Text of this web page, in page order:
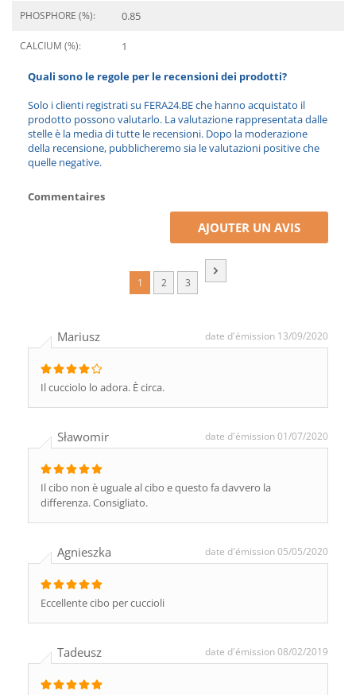
PHOSPHORE (%): 0.85
CALCIUM (%): 1
Quali sono le regole per le recensioni dei prodotti?
Solo i clienti registrati su FERA24.BE che hanno acquistato il
prodotto possono valutarlo. La valutazione rappresentata dalle
stelle è la media di tutte le recensioni. Dopo la moderazione
della recensione, pubblicheremo sia le valutazioni positive che
quelle negative.
Commentaires
AJOUTER UN AVIS
1 2 3
Mariusz date d'émission 13/09/2020
Il cucciolo lo adora. È circa.
Sławomir date d'émission 01/07/2020
Il cibo non è uguale al cibo e questo fa davvero la
differenza. Consigliato.
Agnieszka date d'émission 05/05/2020
Eccellente cibo per cuccioli
Tadeusz date d'émission 08/02/2019